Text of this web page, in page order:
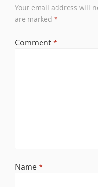
Your email address will
are marked*
Comment*
Name*